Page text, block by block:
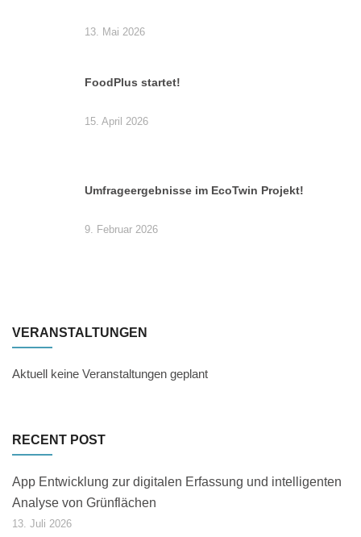
13. Mai 2026
FoodPlus startet!
15. April 2026
Umfrageergebnisse im EcoTwin Projekt!
9. Februar 2026
VERANSTALTUNGEN
Aktuell keine Veranstaltungen geplant
RECENT POST
App Entwicklung zur digitalen Erfassung und intelligenten
Analyse von Grünflächen
13. Juli 2026